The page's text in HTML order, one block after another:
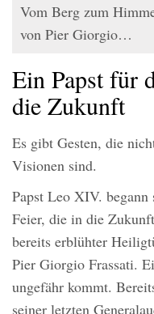
Vom Berg zum
von Pier Giorgio…
Ein Papst für
die Zukunft
Es gibt Gesten, die
Visionen sind.
Papst Leo XIV.
Feier, die in die
bereits erblühter
Pier Giorgio Frassati.
ungefähr kommt.
seiner letzten